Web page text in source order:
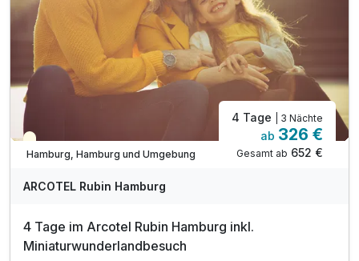
Teilweise ausgelastet
Hamburg, Hamburg und Umgebung
4 Tage | 3 Nächte
ab 326 €
Gesamt ab 652 €
ARCOTEL Rubin Hamburg
4 Tage im Arcotel Rubin Hamburg inkl.
Miniaturwunderlandbesuch